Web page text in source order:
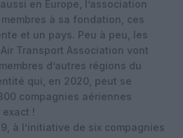
en Europe, l’association
à sa fondation, ces
et un pays. Peu à peu, les
Transport Association vont
d’autres régions du
qui, en 2020, peut se
compagnies aériennes
!
à l’initiative de six compagnies